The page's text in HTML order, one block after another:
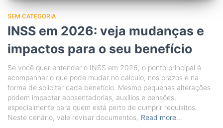
SEM CATEGORIA
INSS em 2026: veja mudanças e
impactos para o seu benefício
Se você quer entender o INSS em 2026, o ponto principal é
acompanhar o que pode mudar no cálculo, nos prazos e na
forma de solicitar cada benefício. Mesmo pequenas alterações
podem impactar aposentadorias, auxílios e pensões,
especialmente para quem está perto de cumprir requisitos.
Neste cenário, vale revisar documentos, Read more…